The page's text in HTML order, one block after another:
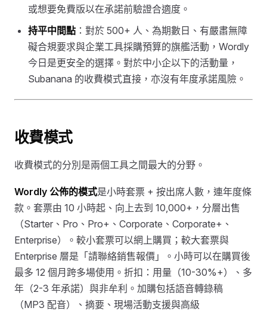
或想要免費版以在承諾前驗證合適度。
持平中間點 ：對於 500+ 人、為期數日、有嚴肅無障
礙合規要求與企業工具採購預算的旗艦活動，Wordly
今日是更安全的選擇。對於中小企以下的活動量，
Subanana 的收費模式直接，亦沒有年度承諾風險。
收費模式
收費模式的分別是兩個工具之間最大的分野。
Wordly 公佈的模式是小時套票 + 按出席人數，連年度條
款。套票由 10 小時起、向上去到 10,000+，分層出售
（Starter、Pro、Pro+、Corporate、Corporate+、
Enterprise）。較小套票可以網上購買；較大套票與
Enterprise 層是「請聯絡銷售報價」。小時可以在購買後
最多 12 個月跨多場使用。折扣：用量（10-30%+）、多
年（2-3 年承諾）與非牟利。加購包括語音轉錄稿
（MP3 配音）、摘要、現場活動支援與高級